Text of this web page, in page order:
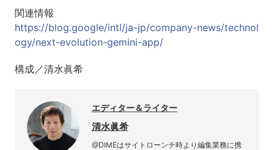
関連情報
https://blog.google/intl/ja-jp/company-news/technol
ogy/next-evolution-gemini-app/
構成／清水眞希
エディター＆ライター
清水眞希
@DIMEはサイトローンチ時より編集業務に携